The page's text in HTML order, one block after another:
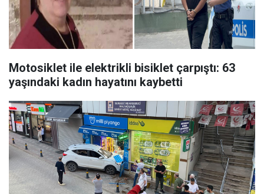
Motosiklet ile elektrikli bisiklet çarpıştı: 63
yaşındaki kadın hayatını kaybetti